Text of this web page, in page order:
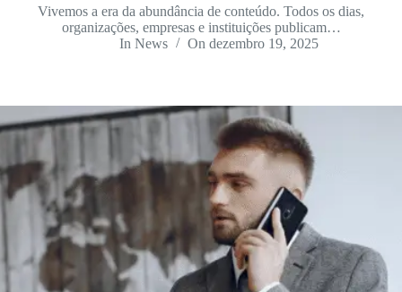
Vivemos a era da abundância de conteúdo. Todos os dias,
organizações, empresas e instituições publicam…
In News On dezembro 19, 2025